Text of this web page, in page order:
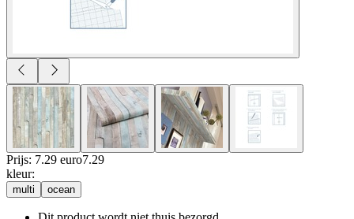
Prijs: 7.29 euro7.29
kleur:
multi ocean